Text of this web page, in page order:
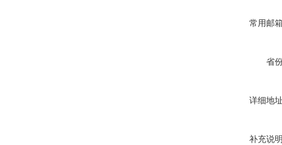
常用邮箱
省
详细地址
补充说明